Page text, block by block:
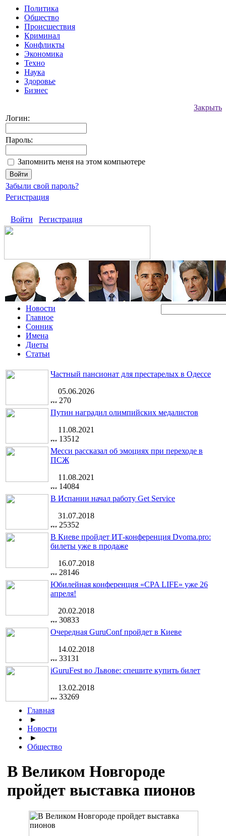
Политика
Общество
Происшествия
Криминал
Конфликты
Экономика
Техно
Наука
Здоровье
Бизнес
Закрыть
Логин:
Пароль:
Запомнить меня на этом компьютере
Забыли свой пароль?
Регистрация
Войти Регистрация
Новости
Главное
Сонник
Имена
Диеты
Статьи
Частный пансионат для престарелых в Одессе
05.06.2026
270
Путин наградил олимпийских медалистов
11.08.2021
13512
Месси рассказал об эмоциях при переходе в
ПСЖ
11.08.2021
14084
В Испании начал работу Get Service
31.07.2018
25352
В Киеве пройдет ИТ-конференция Dvoma.pro:
билеты уже в продаже
16.07.2018
28146
Юбилейная конференция «CPA LIFE» уже 26
апреля!
20.02.2018
30833
Очередная GuruConf пройдет в Киеве
14.02.2018
33131
iGuruFest во Львове: спешите купить билет
13.02.2018
33269
Главная
►
Новости
►
Общество
В Великом Новгороде
пройдет выставка пионов